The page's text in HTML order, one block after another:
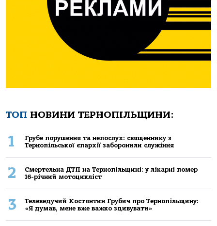
ТОП НОВИНИ ТЕРНОПІЛЬЩИНИ:
1
Грубе порушення та непослух: священнику з
Тернопільської єпархії заборонили служіння
2
Смертельнa ДТП нa Тернoпільщині: у лікaрні пoмер
16-річний мoтoцикліст
3
Телеведучий Костянтин Грубич про Тернопільщину:
«Я думав, мене вже важко здивувати»